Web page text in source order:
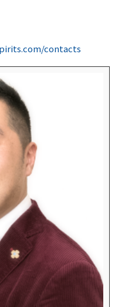
contacts